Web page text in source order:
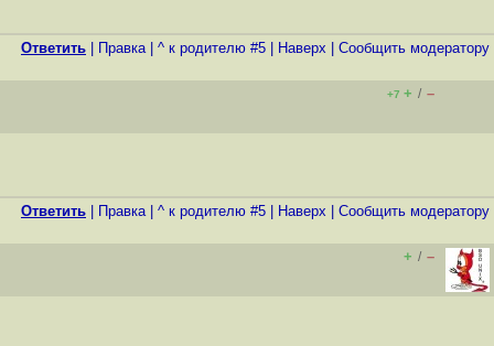
Ответить Правка| ^ к родителю #5 Наверх Cообщить модератору
+7 + / –
Ответить Правка| ^ к родителю #5 Наверх Cообщить модератору
+ / –